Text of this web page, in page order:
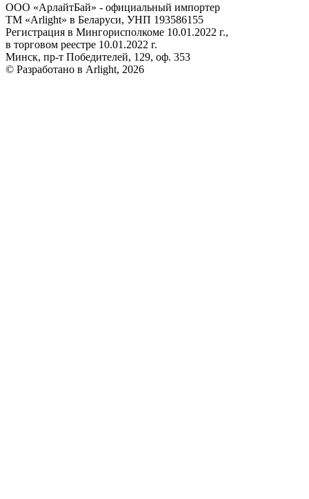
ООО «АрлайтБай» - официальный импортер
ТМ «Arlight» в Беларуси, УНП 193586155
Регистрация в Мингорисполкоме 10.01.2022 г.,
в торговом реестре 10.01.2022 г.
Минск, пр-т Победителей, 129, оф. 353
© Разработано в Arlight, 2026